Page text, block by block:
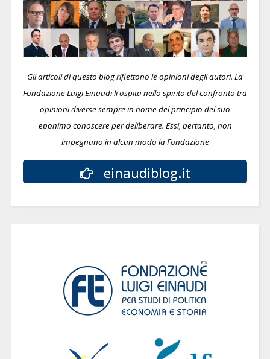
Gli articoli di questo blog riflettono le opinioni degli autori. La
Fondazione Luigi Einaudi li ospita nello spirito del confronto tra
opinioni diverse sempre in nome del principio del suo
eponimo conoscere per deliberare. Essi, pertanto, non
impegnano in alcun modo la Fondazione
einaudiblog.it